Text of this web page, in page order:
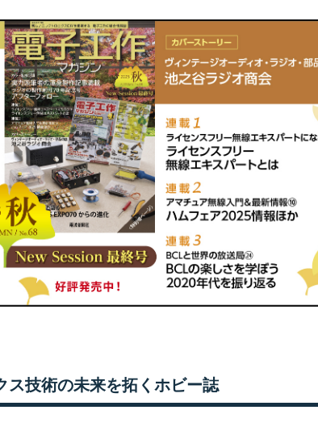
ス技術の未来を拓くホビー誌